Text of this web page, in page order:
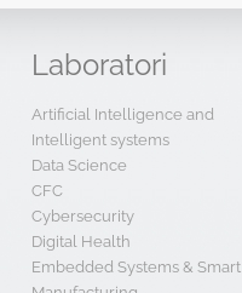
Laboratori
Artificial Intelligence and
Intelligent systems
Data Science
CFC
Cybersecurity
Digital Health
Embedded Systems & Smart